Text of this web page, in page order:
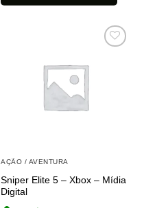
AÇÃO / AVENTURA
Sniper Elite 5 – Xbox – Mídia
Digital